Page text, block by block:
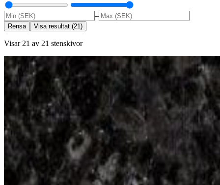
–
Rensa Visa resultat (21)
Visar 21 av 21 stenskivor